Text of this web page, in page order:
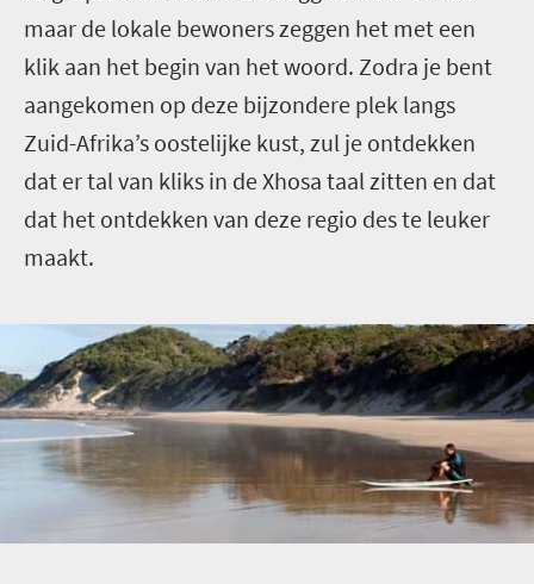
maar de lokale bewoners zeggen het met een
klik aan het begin van het woord. Zodra je bent
aangekomen op deze bijzondere plek langs
Zuid-Afrika’s oostelijke kust, zul je ontdekken
dat er tal van kliks in de Xhosa taal zitten en dat
dat het ontdekken van deze regio des te leuker
maakt.